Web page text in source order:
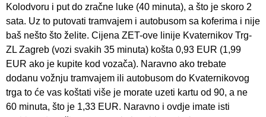
Kolodvoru i put do zračne luke (40 minuta), a što je skoro 2
sata. Uz to putovati tramvajem i autobusom sa koferima i nije
baš nešto što želite. Cijena ZET-ove linije Kvaternikov Trg-
ZL Zagreb (vozi svakih 35 minuta) košta 0,93 EUR (1,99
EUR ako je kupite kod vozača). Naravno ako trebate
dodanu vožnju tramvajem ili autobusom do Kvaternikovog
trga to će vas koštati više je morate uzeti kartu od 90, a ne
60 minuta, što je 1,33 EUR. Naravno i ovdje imate isti